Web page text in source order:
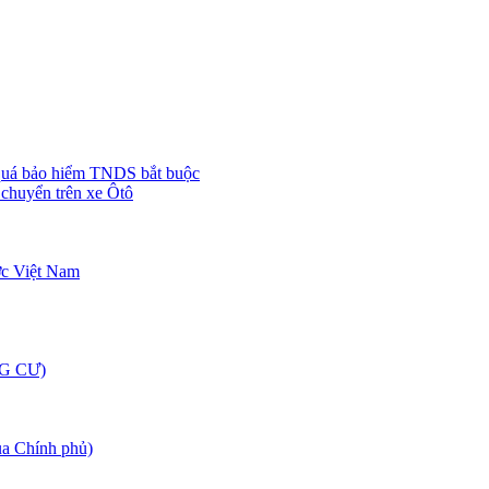
bảo hiểm TNDS bắt buộc
trên xe Ôtô
Việt Nam
CƯ)
Chính phủ)